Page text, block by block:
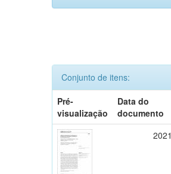
Conjunto de itens:
Pré-
visualização
Data do
documento
2021